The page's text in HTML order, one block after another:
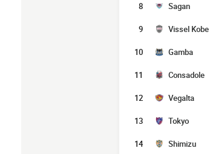
8 Sagan
9 Vissel Kobe
10 Gamba
11 Consadole
12 Vegalta
13 Tokyo
14 Shimizu